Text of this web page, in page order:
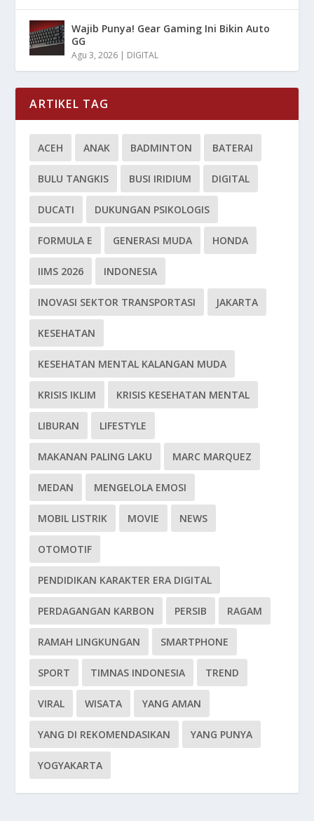
Wajib Punya! Gear Gaming Ini Bikin Auto
GG
Agu 3, 2026 | DIGITAL
ARTIKEL TAG
ACEH ANAK BADMINTON BATERAI
BULU TANGKIS BUSI IRIDIUM DIGITAL
DUCATI DUKUNGAN PSIKOLOGIS
FORMULA E GENERASI MUDA HONDA
IIMS 2026 INDONESIA
INOVASI SEKTOR TRANSPORTASI JAKARTA
KESEHATAN
KESEHATAN MENTAL KALANGAN MUDA
KRISIS IKLIM KRISIS KESEHATAN MENTAL
LIBURAN LIFESTYLE
MAKANAN PALING LAKU MARC MARQUEZ
MEDAN MENGELOLA EMOSI
MOBIL LISTRIK MOVIE NEWS
OTOMOTIF
PENDIDIKAN KARAKTER ERA DIGITAL
PERDAGANGAN KARBON PERSIB RAGAM
RAMAH LINGKUNGAN SMARTPHONE
SPORT TIMNAS INDONESIA TREND
VIRAL WISATA YANG AMAN
YANG DI REKOMENDASIKAN YANG PUNYA
YOGYAKARTA